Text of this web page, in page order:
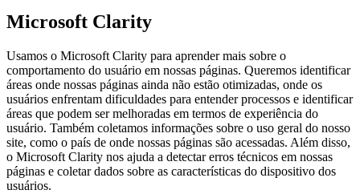
Microsoft Clarity
Usamos o Microsoft Clarity para aprender mais sobre o
comportamento do usuário em nossas páginas. Queremos identificar
áreas onde nossas páginas ainda não estão otimizadas, onde os
usuários enfrentam dificuldades para entender processos e identificar
áreas que podem ser melhoradas em termos de experiência do
usuário. Também coletamos informações sobre o uso geral do nosso
site, como o país de onde nossas páginas são acessadas. Além disso,
o Microsoft Clarity nos ajuda a detectar erros técnicos em nossas
páginas e coletar dados sobre as características do dispositivo dos
usuários.